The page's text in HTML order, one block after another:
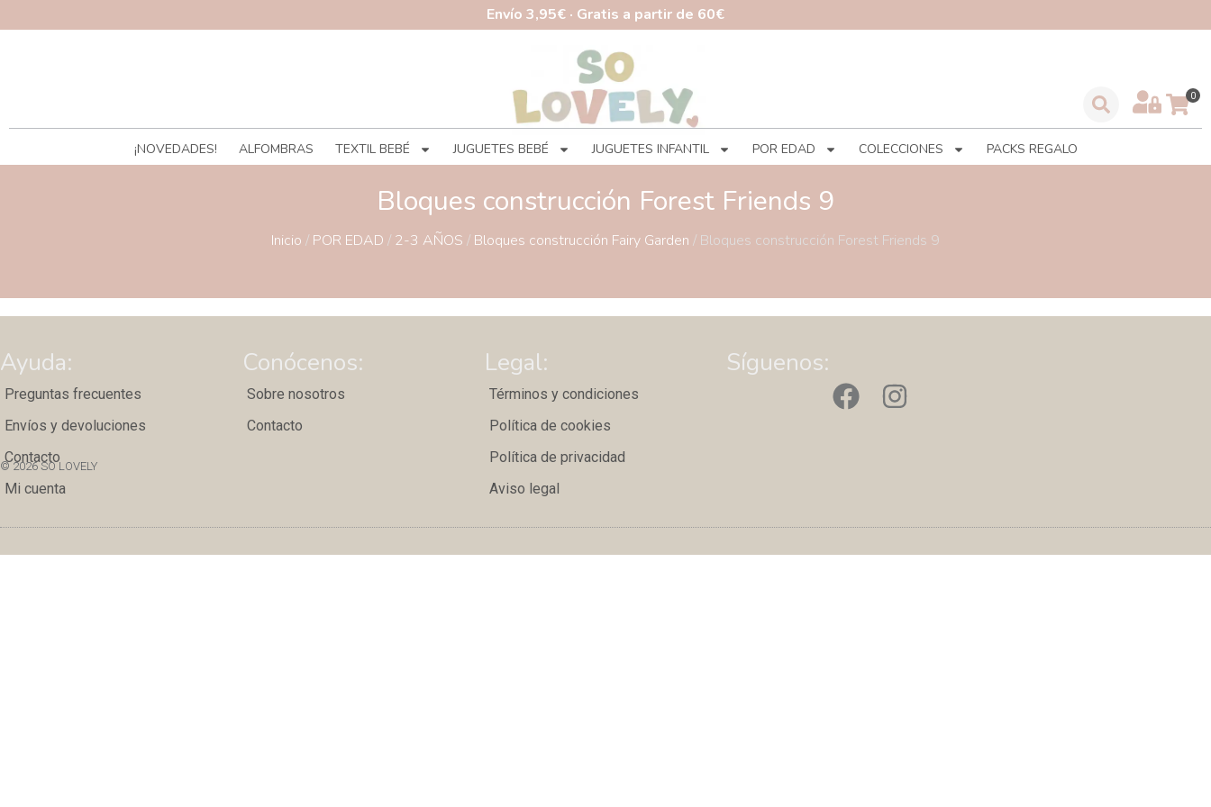
Envío 3,95€ · Gratis a partir de 60€
¡NOVEDADES! ALFOMBRAS TEXTIL BEBÉ JUGUETES BEBÉ JUGUETES INFANTIL POR EDAD COLECCIONES PACKS REGALO
Bloques construcción Forest Friends 9
Inicio / POR EDAD / 2-3 AÑOS / Bloques construcción Fairy Garden / Bloques construcción Forest Friends 9
Ayuda:
Preguntas frecuentes
Envíos y devoluciones
Contacto
Mi cuenta
Conócenos:
Sobre nosotros
Contacto
Legal:
Términos y condiciones
Política de cookies
Política de privacidad
Aviso legal
Síguenos:
© 2026 SO LOVELY